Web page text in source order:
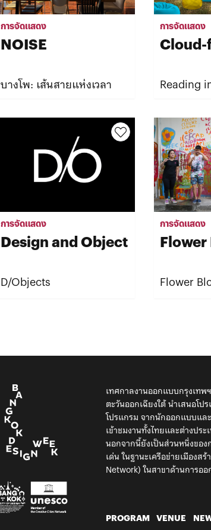
การจัดแสดง
NOISE
บางโพ: เส้นสายแห่งเวลา
การจัดแสดง
Reading
การจัดแสดง
Design and Object
D/Objects
การจัดแสดง
Flower
เทศกาลงานออกแบบกรุงเทพ
ตะวันออกเฉียงใต้ นำเสนอโ
โปรแกรม จากนักออกแบบแล
เข้าชมงานทั้งไทยและต่างป
นอกจากนี้ยังเป็นส่วนหนึ่งของ
เด่น ในฐานะเครือข่ายเมืองส
Network) ในสาขาด้านการอ
PROGRAM VENUE